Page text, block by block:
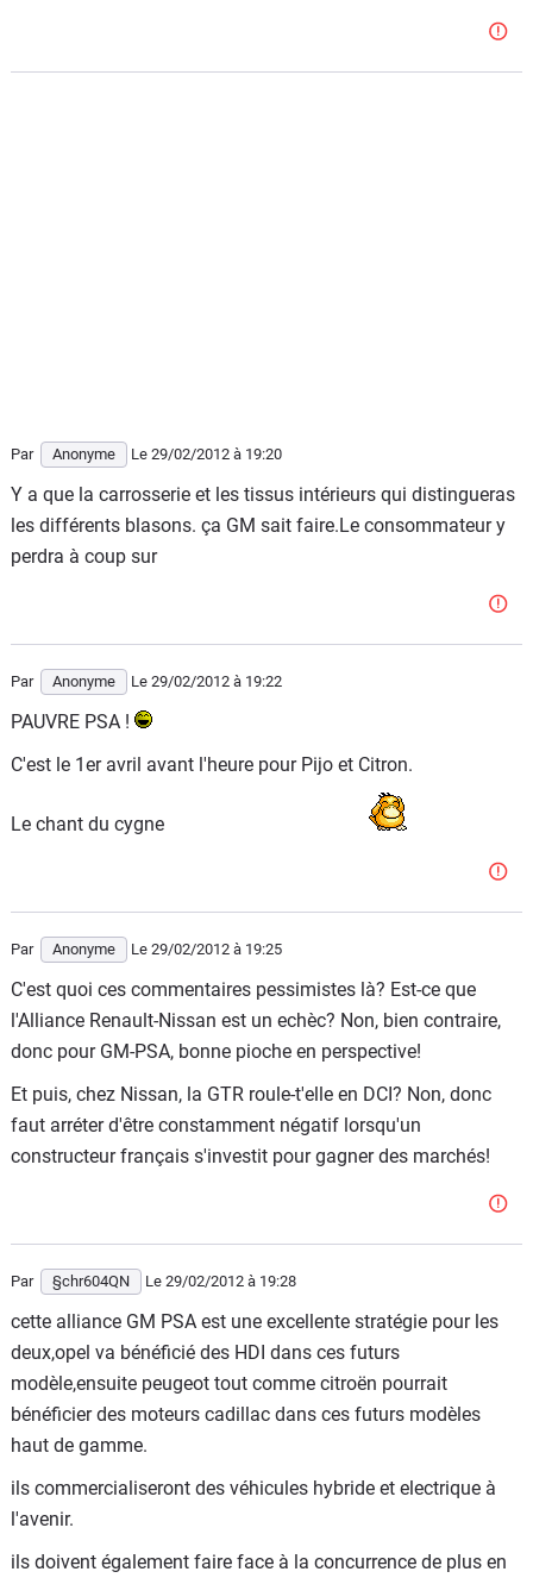
Par Anonyme Le 29/02/2012 à 19:20
Y a que la carrosserie et les tissus intérieurs qui distingueras
les différents blasons. ça GM sait faire.Le consommateur y
perdra à coup sur
Par Anonyme Le 29/02/2012 à 19:22
PAUVRE PSA !
C'est le 1er avril avant l'heure pour Pijo et Citron.
Le chant du cygne
Par Anonyme Le 29/02/2012 à 19:25
C'est quoi ces commentaires pessimistes là? Est-ce que
l'Alliance Renault-Nissan est un echèc? Non, bien contraire,
donc pour GM-PSA, bonne pioche en perspective!
Et puis, chez Nissan, la GTR roule-t'elle en DCI? Non, donc
faut arréter d'être constamment négatif lorsqu'un
constructeur français s'investit pour gagner des marchés!
Par §chr604QN Le 29/02/2012 à 19:28
cette alliance GM PSA est une excellente stratégie pour les
deux,opel va bénéficié des HDI dans ces futurs
modèle,ensuite peugeot tout comme citroën pourrait
bénéficier des moteurs cadillac dans ces futurs modèles
haut de gamme.
ils commercialiseront des véhicules hybride et electrique à
l'avenir.
ils doivent également faire face à la concurrence de plus en